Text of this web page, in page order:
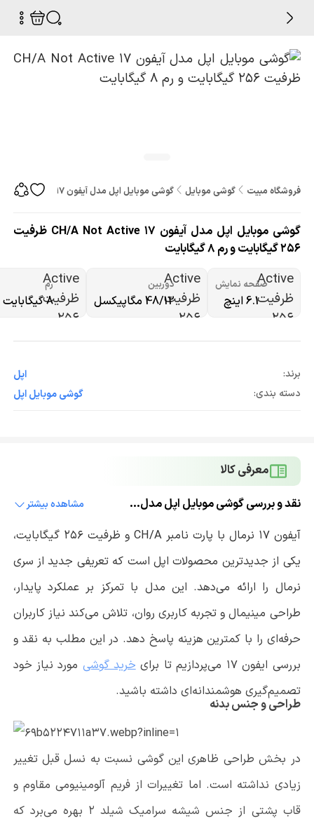
فروشگاه مبیت گوشی موبایل گوشی موبایل اپل مدل آیفون 17 CH/A Not Active ظرفیت 256 گیگابایت و رم 8 گیگابایت
گوشی موبایل اپل مدل آیفون 17 CH/A Not Active ظرفیت
256 گیگابایت و رم 8 گیگابایت
صفحه نمایش
6.1 اینچ
دوربین
48/12 مگاپیکسل
رم
8 گیگابایت رم
برند:
اپل
دسته بندی:
گوشی موبایل اپل
معرفی کالا
نقد و بررسی گوشی موبایل اپل مدل آیفون 17 CH/A Not Active ظرفیت 256 گیگابایت و رم 8 گیگابایت
مشاهده بیشتر
آیفون 17 نرمال با پارت نامبر CH/A
و ظرفیت 256 گیگابایت،
یکی از جدیدترین محصولات اپل است که تعریفی جدید از سری
نرمال را ارائه می‌دهد. این مدل با تمرکز بر عملکرد پایدار،
طراحی مینیمال و تجربه کاربری روان، تلاش می‌کند نیاز کاربران
حرفه‌ای را با کمترین هزینه پاسخ دهد. در این مطلب به نقد و
بررسی ایفون17 می‌پردازیم تا برایخرید گوشی مورد نیاز خود
تصمیم‌گیری هوشمندانه‌ای داشته باشید.
طراحی و جنس بدنه
در بخش طراحی ظاهری این گوشی نسبت به نسل قبل تغییر
زیادی نداشته است. اما تغییرات از فریم آلومینیومی مقاوم و
قاب پشتی از جنس شیشه سرامیک شیلد 2 بهره می‌برد که